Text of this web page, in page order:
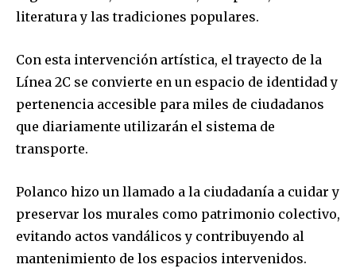
literatura y las tradiciones populares.
Con esta intervención artística, el trayecto de la
Línea 2C se convierte en un espacio de identidad y
pertenencia accesible para miles de ciudadanos
que diariamente utilizarán el sistema de
transporte.
Polanco hizo un llamado a la ciudadanía a cuidar y
preservar los murales como patrimonio colectivo,
evitando actos vandálicos y contribuyendo al
mantenimiento de los espacios intervenidos.